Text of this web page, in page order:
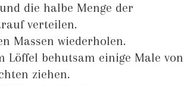
die halbe Menge der
verteilen.
Massen wiederholen.
behutsam einige Male von
ziehen.